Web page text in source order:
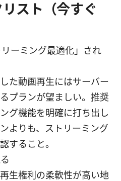
スト（今すぐ
ーミング最適化」され
た動画再生にはサーバー
プランが望ましい。推奨
グ機能を明確に打ち出し
よりも、ストリーミング
すること。
生権利の柔軟性が高い地